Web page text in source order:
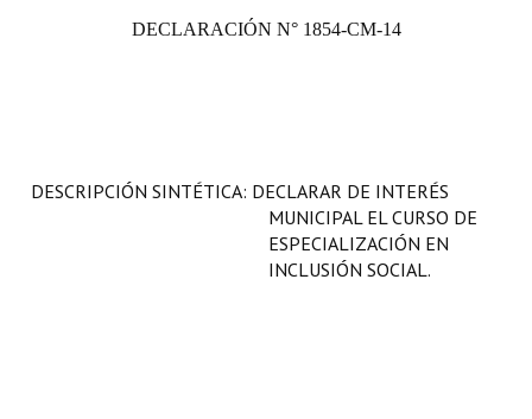
Constitución Nacional
DECLARACIÓN N° 1854-CM-14
DESCRIPCIÓN SINTÉTICA: DECLARAR DE INTERÉS
MUNICIPAL EL CURSO DE
ESPECIALIZACIÓN EN
INCLUSIÓN SOCIAL.